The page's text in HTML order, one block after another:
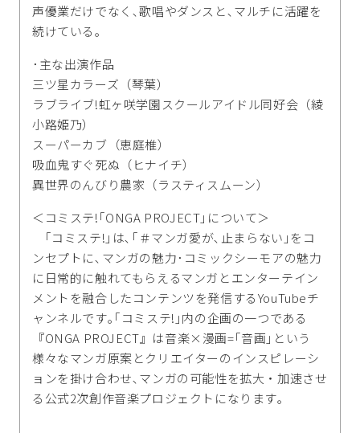
声優業だけでなく､歌唱やダンスと､マルチに活躍を
続けている｡
･主な出演作品
三ツ星カラーズ（琴葉）
ラブライブ!虹ヶ咲学園スクールアイドル同好会（綾
小路姫乃）
スーパーカブ（恵庭椎）
吸血鬼すぐ死ぬ（ヒナイチ）
異世界のんびり農家（ラスティスムーン）
＜コミステ!｢ONGA PROJECT｣について＞
｢コミステ!｣は､｢＃マンガ愛が､止まらない｣をコ
ンセプトに､マンガの魅力･コミックシーモアの魅力
に日常的に触れてもらえるマンガとエンターテイン
メントを融合したコンテンツを発信するYouTubeチ
ャンネルです｡｢コミステ!｣内の企画の一つである
『ONGA PROJECT』は音楽×漫画=｢音画｣という
様々なマンガ原案とクリエイターのインスピレーシ
ョンを掛け合わせ､マンガの可能性を拡大・加速させ
る公式2次創作音楽プロジェクトになります｡